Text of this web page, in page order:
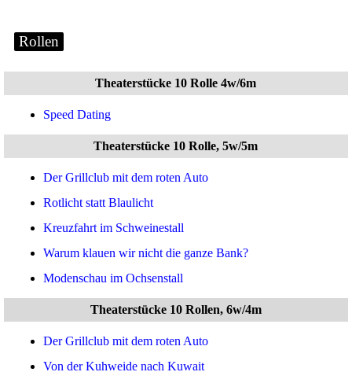
Rollen
Theaterstücke 10 Rolle 4w/6m
Speed Dating
Theaterstücke 10 Rolle, 5w/5m
Der Grillclub mit dem roten Auto
Rotlicht statt Blaulicht
Kreuzfahrt im Schweinestall
Warum klauen wir nicht die ganze Bank?
Modenschau im Ochsenstall
Theaterstücke 10 Rollen, 6w/4m
Der Grillclub mit dem roten Auto
Von der Kuhweide nach Kuwait